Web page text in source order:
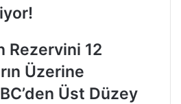
Rezervini 12
Üzerine
Üst Düzey